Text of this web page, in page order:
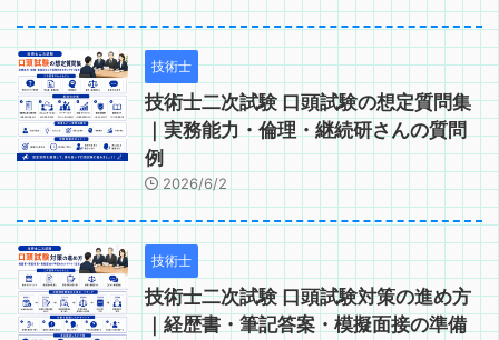
技術士
技術士二次試験 口頭試験の想定質問集
｜実務能力・倫理・継続研さんの質問
例
2026/6/2
技術士
技術士二次試験 口頭試験対策の進め方
｜経歴書・筆記答案・模擬面接の準備